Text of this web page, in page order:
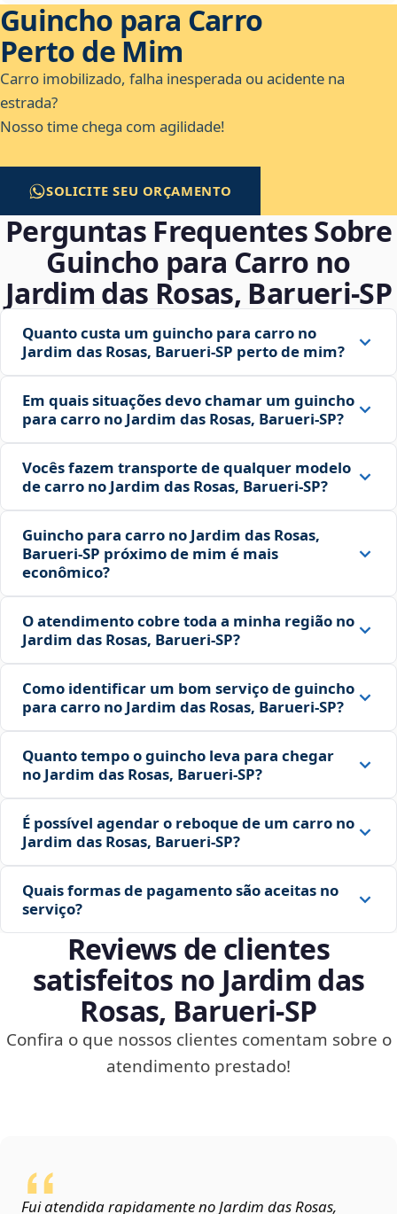
Guincho para Carro
Perto de Mim
Carro imobilizado, falha inesperada ou acidente na
estrada?
Nosso time chega com agilidade!
SOLICITE SEU ORÇAMENTO
Perguntas Frequentes Sobre
Guincho para Carro no
Jardim das Rosas, Barueri‑SP
Quanto custa um guincho para carro no
Jardim das Rosas, Barueri‑SP perto de mim?
Em quais situações devo chamar um guincho
para carro no Jardim das Rosas, Barueri‑SP?
Vocês fazem transporte de qualquer modelo
de carro no Jardim das Rosas, Barueri‑SP?
Guincho para carro no Jardim das Rosas,
Barueri‑SP próximo de mim é mais
econômico?
O atendimento cobre toda a minha região no
Jardim das Rosas, Barueri‑SP?
Como identificar um bom serviço de guincho
para carro no Jardim das Rosas, Barueri‑SP?
Quanto tempo o guincho leva para chegar
no Jardim das Rosas, Barueri‑SP?
É possível agendar o reboque de um carro no
Jardim das Rosas, Barueri‑SP?
Quais formas de pagamento são aceitas no
serviço?
Reviews de clientes
satisfeitos no Jardim das
Rosas, Barueri‑SP
Confira o que nossos clientes comentam sobre o
atendimento prestado!
Fui atendida rapidamente no Jardim das Rosas,